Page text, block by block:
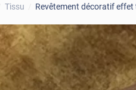
Tissu Revêtement décoratif effet